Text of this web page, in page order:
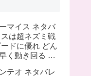
マイス ネタバ
は超ネズミ戦
ドに優れ どん
く動き回る ラ
テオ ネタバレ